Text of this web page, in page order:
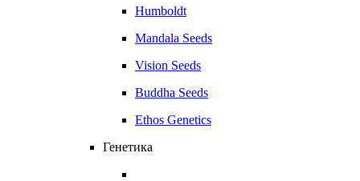
Humboldt
Mandala Seeds
Vision Seeds
Buddha Seeds
Ethos Genetics
Генетика